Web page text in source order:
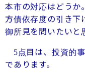
本市の対応はどうか
方債依存度の引き下
御所見を問いたいと
5点目は、投資的
であります。